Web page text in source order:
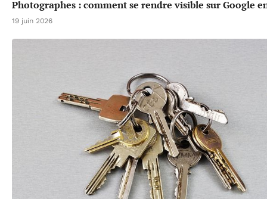
Photographes : comment se rendre visible sur Google
19 juin 2026